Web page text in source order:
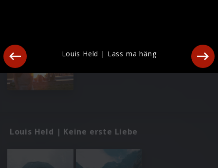
Louis Held | Keine erste Liebe
Louis Held | Lass ma häng